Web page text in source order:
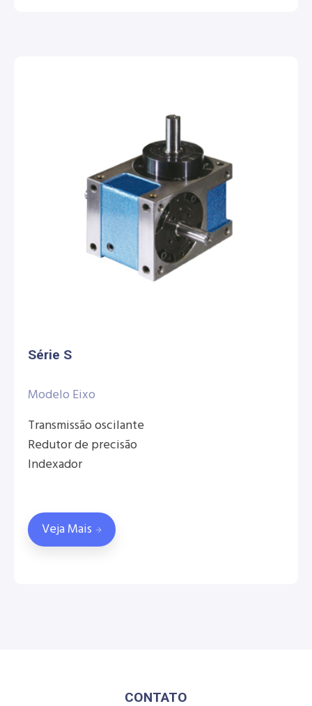
Série S
Modelo Eixo
Transmissão oscilante
Redutor de precisão
Indexador
Veja Mais
CONTATO